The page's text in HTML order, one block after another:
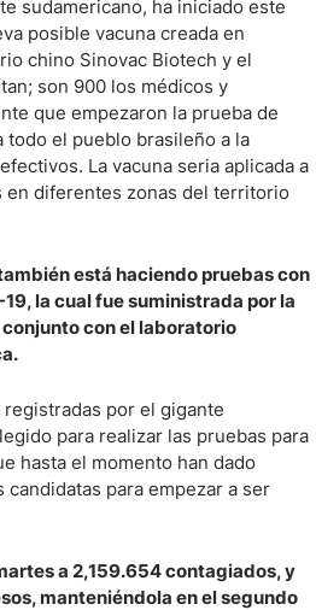
sudamericano, ha iniciado este
posible vacuna creada en
chino Sinovac Biotech y el
son 900 los médicos y
que empezaron la prueba de
todo el pueblo brasileño a la
La vacuna seria aplicada a
en diferentes zonas del territorio
está haciendo pruebas con
la cual fue suministrada por la
con el laboratorio
por el gigante
para realizar las pruebas para
hasta el momento han dado
para empezar a ser
a 2,159.654 contagiados, y
manteniéndola en el segundo